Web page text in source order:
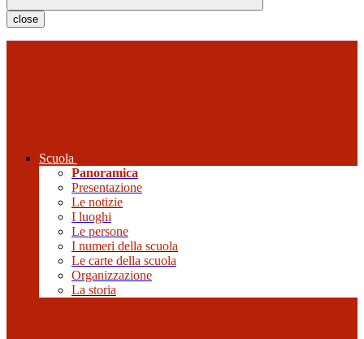
close
Scuola
Panoramica
Presentazione
Le notizie
I luoghi
Le persone
I numeri della scuola
Le carte della scuola
Organizzazione
La storia